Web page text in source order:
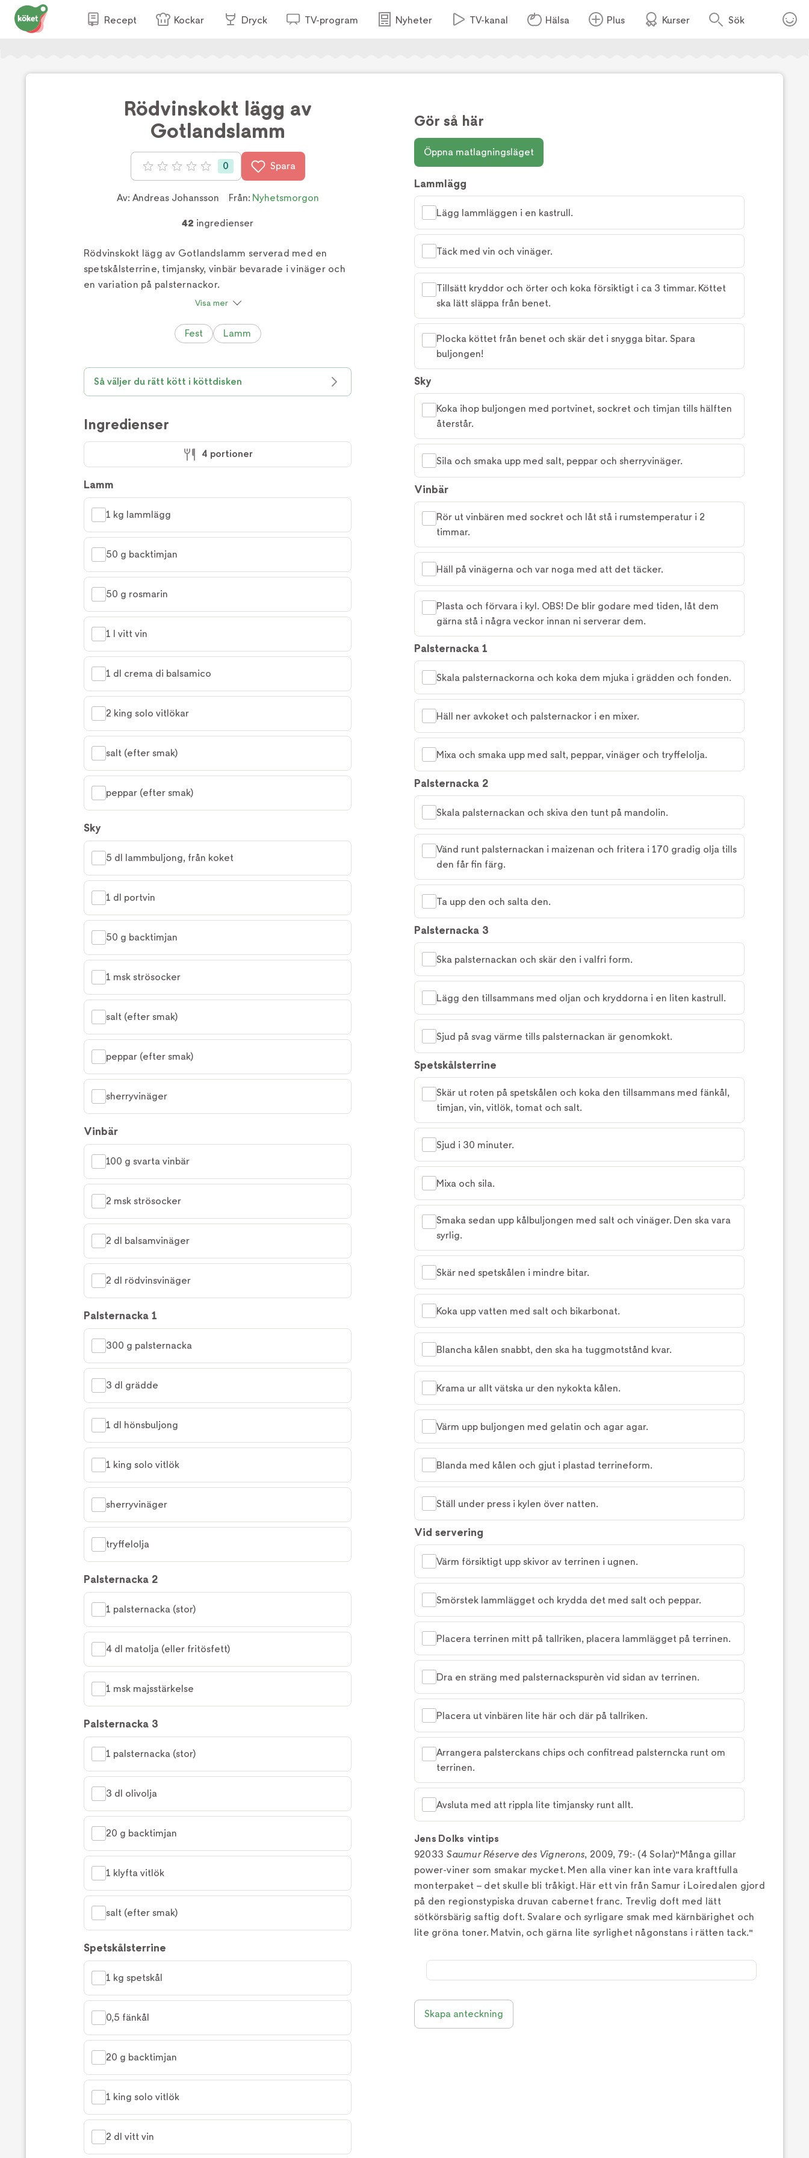
Recept Kockar Dryck TV-program Nyheter TV-kanal Hälsa Plus Kurser Sök
Foto:Andreas Johansson
Rödvinskokt lägg av
Gotlandslamm
Betyg: 0 av 5 0 Spara
Av: Andreas Johansson Från: Nyhetsmorgon
42 ingredienser
Rödvinskokt lägg av Gotlandslamm serverad med en
spetskålsterrine, timjansky, vinbär bevarade i vinäger och
en variation på palsternackor.
Visa mer
Fest Lamm
Så väljer du rätt kött i köttdisken
Ingredienser
4 portioner
Lamm
1 kg lammlägg
50 g backtimjan
50 g rosmarin
1 l vitt vin
1 dl crema di balsamico
2 king solo vitlökar
salt (efter smak)
peppar (efter smak)
Sky
5 dl lammbuljong, från koket
1 dl portvin
50 g backtimjan
1 msk strösocker
salt (efter smak)
peppar (efter smak)
sherryvinäger
Vinbär
100 g svarta vinbär
2 msk strösocker
2 dl balsamvinäger
2 dl rödvinsvinäger
Palsternacka 1
300 g palsternacka
3 dl grädde
1 dl hönsbuljong
1 king solo vitlök
sherryvinäger
tryffelolja
Palsternacka 2
1 palsternacka (stor)
4 dl matolja (eller fritösfett)
1 msk majsstärkelse
Palsternacka 3
1 palsternacka (stor)
3 dl olivolja
20 g backtimjan
1 klyfta vitlök
salt (efter smak)
Spetskålsterrine
1 kg spetskål
0,5 fänkål
20 g backtimjan
1 king solo vitlök
2 dl vitt vin
Gör så här
Öppna matlagningsläget
Lammlägg
Lägg lammläggen i en kastrull.
Täck med vin och vinäger.
Tillsätt kryddor och örter och koka försiktigt i ca 3 timmar. Köttet
ska lätt släppa från benet.
Plocka köttet från benet och skär det i snygga bitar. Spara
buljongen!
Sky
Koka ihop buljongen med portvinet, sockret och timjan tills hälften
återstår.
Sila och smaka upp med salt, peppar och sherryvinäger.
Vinbär
Rör ut vinbären med sockret och låt stå i rumstemperatur i 2
timmar.
Häll på vinägerna och var noga med att det täcker.
Plasta och förvara i kyl. OBS! De blir godare med tiden, låt dem
gärna stå i några veckor innan ni serverar dem.
Palsternacka 1
Skala palsternackorna och koka dem mjuka i grädden och fonden.
Häll ner avkoket och palsternackor i en mixer.
Mixa och smaka upp med salt, peppar, vinäger och tryffelolja.
Palsternacka 2
Skala palsternackan och skiva den tunt på mandolin.
Vänd runt palsternackan i maizenan och fritera i 170 gradig olja tills
den får fin färg.
Ta upp den och salta den.
Palsternacka 3
Ska palsternackan och skär den i valfri form.
Lägg den tillsammans med oljan och kryddorna i en liten kastrull.
Sjud på svag värme tills palsternackan är genomkokt.
Spetskålsterrine
Skär ut roten på spetskålen och koka den tillsammans med fänkål,
timjan, vin, vitlök, tomat och salt.
Sjud i 30 minuter.
Mixa och sila.
Smaka sedan upp kålbuljongen med salt och vinäger. Den ska vara
syrlig.
Skär ned spetskålen i mindre bitar.
Koka upp vatten med salt och bikarbonat.
Blancha kålen snabbt, den ska ha tuggmotstånd kvar.
Krama ur allt vätska ur den nykokta kålen.
Värm upp buljongen med gelatin och agar agar.
Blanda med kålen och gjut i plastad terrineform.
Ställ under press i kylen över natten.
Vid servering
Värm försiktigt upp skivor av terrinen i ugnen.
Smörstek lammlägget och krydda det med salt och peppar.
Placera terrinen mitt på tallriken, placera lammlägget på terrinen.
Dra en sträng med palsternackspurèn vid sidan av terrinen.
Placera ut vinbären lite här och där på tallriken.
Arrangera palsterckans chips och confitread palsterncka runt om
terrinen.
Avsluta med att rippla lite timjansky runt allt.
Jens Dolks vintips
92033 Saumur Réserve des Vignerons, 2009, 79:- (4 Solar)"Många gillar
power-viner som smakar mycket. Men alla viner kan inte vara kraftfulla
monterpaket – det skulle bli tråkigt. Här ett vin från Samur i Loiredalen gjord
på den regionstypiska druvan cabernet franc. Trevlig doft med lätt
sötkörsbärig saftig doft. Svalare och syrligare smak med kärnbärighet och
lite gröna toner. Matvin, och gärna lite syrlighet någonstans i rätten tack."
Skapa anteckning